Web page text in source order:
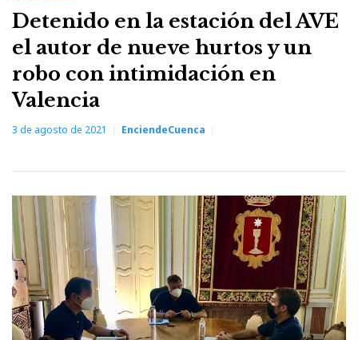
Detenido en la estación del AVE
el autor de nueve hurtos y un
robo con intimidación en
Valencia
3 de agosto de 2021 EnciendeCuenca